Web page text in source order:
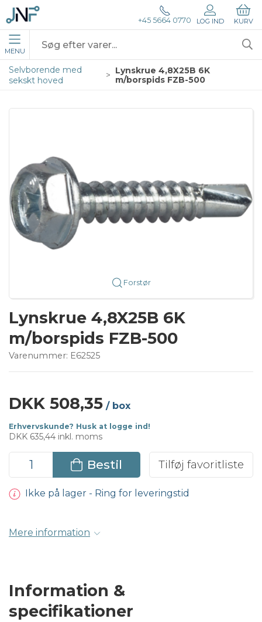
+45 5664 0770 LOG IND KURV
MENU
Selvborende med
sekskt hoved
Lynskrue 4,8X25B 6K
m/borspids FZB-500
Forstør
Lynskrue 4,8X25B 6K
m/borspids FZB-500
Varenummer: E62525
DKK 508,35 / box
Erhvervskunde? Husk at logge ind!
DKK 635,44 inkl. moms
Bestil Tilføj favoritliste
Ikke på lager - Ring for leveringstid
Mere information
Information &
specifikationer